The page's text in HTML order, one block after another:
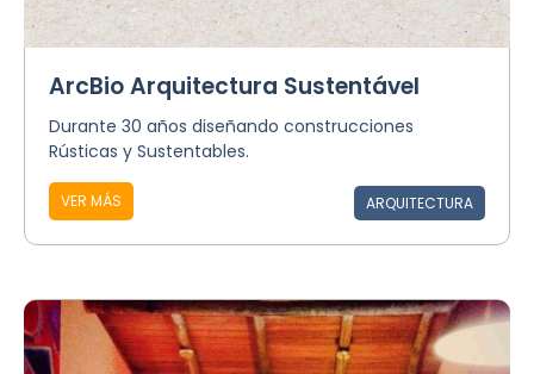
ArcBio Arquitectura Sustentável
Durante 30 años diseñando construcciones
Rústicas y Sustentables.
VER MÁS ARQUITECTURA